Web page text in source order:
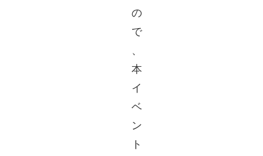
の
で
、
本
イ
ベ
ン
ト